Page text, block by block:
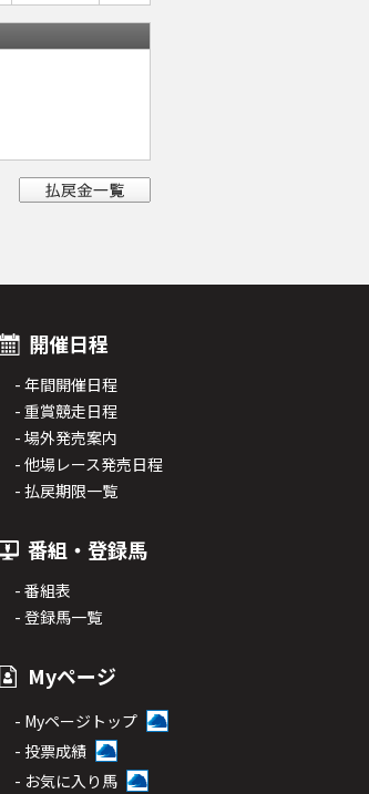
開催日程
- 年間開催日程
- 重賞競走日程
- 場外発売案内
- 他場レース発売日程
- 払戻期限一覧
番組・登録馬
- 番組表
- 登録馬一覧
Myページ
- Myページトップ
- 投票成績
- お気に入り馬